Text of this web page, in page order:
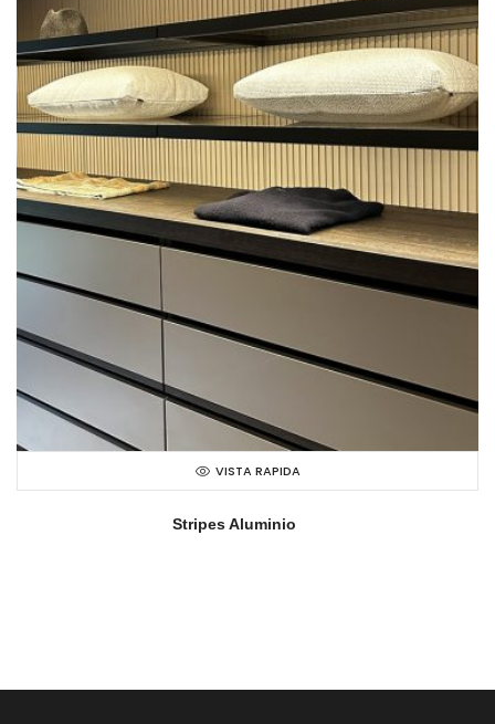
VISTA RAPIDA
Stripes Aluminio